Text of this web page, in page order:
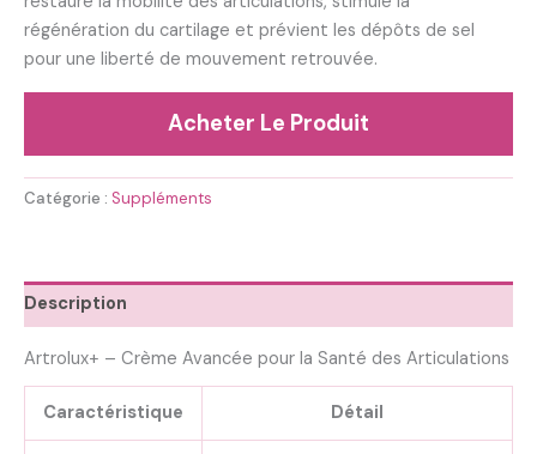
était :
98,00 €.
est :
49,00 €.
régénération du cartilage et prévient les dépôts de sel
pour une liberté de mouvement retrouvée.
Acheter Le Produit
Catégorie : Suppléments
Description
Artrolux+ – Crème Avancée pour la Santé des Articulations
Caractéristique Détail